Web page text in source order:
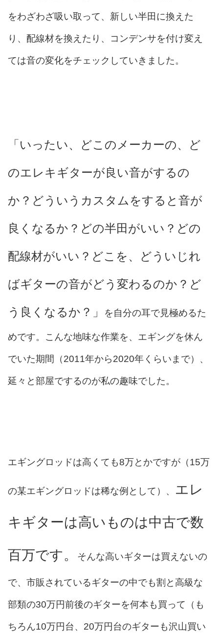
をわざわざ吸い取って、新しい半田に換えた
り、配線材を換えたり、コンデンサを付け変え
ては音の変化をチェックしていきました。
「いったい、どこのメーカーの、ど
のエレキギターが良い音がするの
か？どういうカスタムをすると音が
良くなるか？どの半田がいい？どの
配線材がいい？どこを、どういじれ
ばギターの音がどう変わるのか？ど
う良くなるか？」 を自分の耳で見極めるた
めです。こんな地味な作業を、エギングを休ん
でいた期間（2011年から2020年くらいまで）、
延々と部屋でするのが私の趣味でした。
エギングロッドは高くても8万とかですが（15万
の某エギングロッドは稀な例として）、 エレ
キギターは高いものは中古で数
百万です。 そんな高いギターは買えないの
で、市販されているギターの中でも割と高級な
部類の30万円前後のギターを何本も買って（も
ちろん10万円台、20万円台のギターも沢山買い